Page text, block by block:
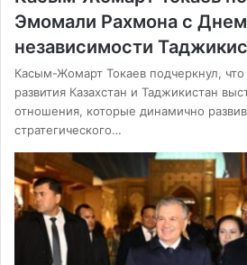
Эмомали Рахмона с Днем
независимости
Касым-Жомарт Токаев подчеркнул, что
развития Казахстан и Таджикистан
отношения, которые динамично
стратегического…